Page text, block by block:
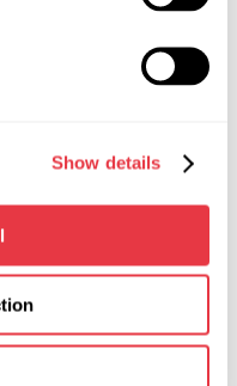
Show details